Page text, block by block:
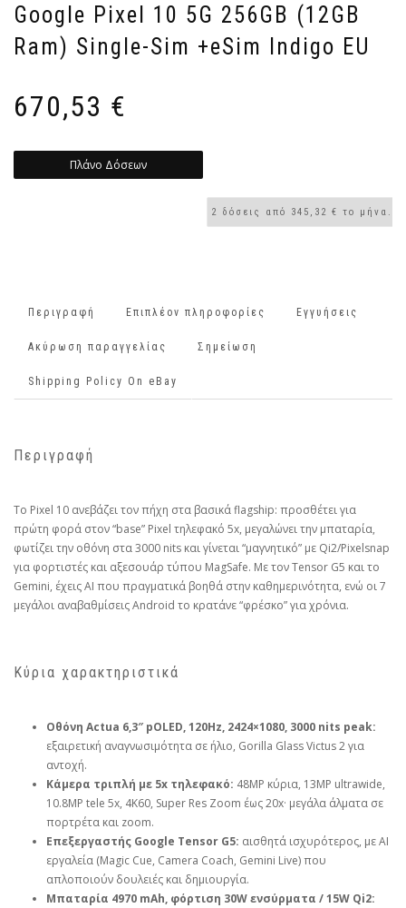
Google Pixel 10 5G 256GB (12GB
Ram) Single-Sim +eSim Indigo EU
670,53 €
Πλάνο Δόσεων
Περιγραφή Επιπλέον πληροφορίες Εγγυήσεις
Ακύρωση παραγγελίας Σημείωση
Shipping Policy On eBay
Περιγραφή
Το Pixel 10 ανεβάζει τον πήχη στα βασικά flagship: προσθέτει για
πρώτη φορά στον “base” Pixel τηλεφακό 5x, μεγαλώνει την μπαταρία,
φωτίζει την οθόνη στα 3000 nits και γίνεται “μαγνητικό” με Qi2/Pixelsnap
για φορτιστές και αξεσουάρ τύπου MagSafe. Με τον Tensor G5 και το
Gemini, έχεις AI που πραγματικά βοηθά στην καθημερινότητα, ενώ οι 7
μεγάλοι αναβαθμίσεις Android το κρατάνε “φρέσκο” για χρόνια.
Κύρια χαρακτηριστικά
Οθόνη Actua 6,3″ pOLED, 120Hz, 2424×1080, 3000 nits peak:
εξαιρετική αναγνωσιμότητα σε ήλιο, Gorilla Glass Victus 2 για
αντοχή.
Κάμερα τριπλή με 5x τηλεφακό: 48MP κύρια, 13MP ultrawide,
10.8MP tele 5x, 4K60, Super Res Zoom έως 20x· μεγάλα άλματα σε
πορτρέτα και zoom.
Επεξεργαστής Google Tensor G5: αισθητά ισχυρότερος, με AI
εργαλεία (Magic Cue, Camera Coach, Gemini Live) που
απλοποιούν δουλειές και δημιουργία.
Μπαταρία 4970 mAh, φόρτιση 30W ενσύρματα / 15W Qi2: